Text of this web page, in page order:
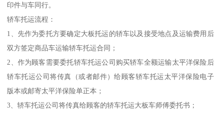
印件与车同行。
轿车托运流程：
1、先作为委托方要确定大板托运的轿车以及接受地点及运输费用后
双方签定商品车运输轿车托运合同；
2、作为顾客需要委托轿车托运公司购买轿车全额运输太平洋保险后
轿车托运公司将传真（或者邮件）给顾客轿车托运太平洋保险电子
版本或邮寄太平洋保险单正本；
3、轿车托运公司将传真给顾客的轿车托运大板车师傅委托书；